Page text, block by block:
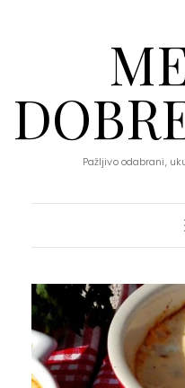
Pažljivo odabrani,